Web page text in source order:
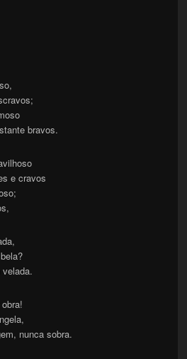
bravos.
e cravos
nunca sobra.